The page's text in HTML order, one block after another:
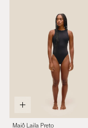
Maiô Laila Preto